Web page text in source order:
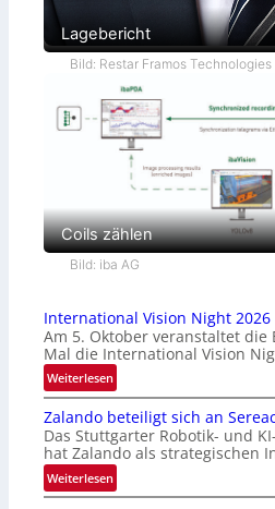
Lagebericht
Bild: Restar Framos Technologies
Coils zählen
Bild: iba AG
International Vision Night 2026
Am 5. Oktober veranstaltet die
Mal die International Vision
Weiterlesen:
I
n
t
e
r
n
Zalando beteiligt sich an
Das Stuttgarter Robotik- und
hat Zalando als strategischen
Weiterlesen:
Z